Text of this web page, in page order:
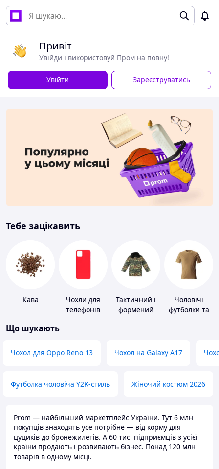
Привіт
Увійди і використовуй Пром на повну!
Увійти Зареєструватись
Тебе зацікавить
Кава
Чохли для
телефонів
Тактичний і
формений
Чоловічі
футболки та
Що шукають
Чохол для Oppo Reno 13 Чохол на Galaxy A17
Футболка чоловіча Y2K-стиль Жіночий костюм 2026
Prom — найбільший маркетплейс України. Тут 6 млн
покупців знаходять усе потрібне — від корму для
цуциків до бронежилетів. А 60 тис. підприємців з усієї
країни продають і розвивають бізнес. Понад 120 млн
товарів в одному місці.